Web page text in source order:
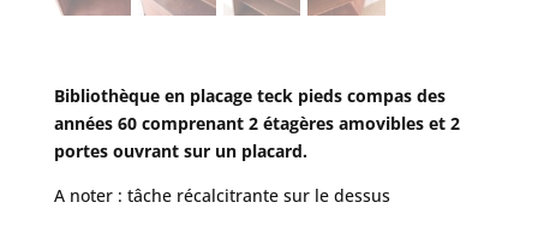
Bibliothèque en placage teck pieds compas des
années 60 comprenant 2 étagères amovibles et 2
portes ouvrant sur un placard.
A noter : tâche récalcitrante sur le dessus